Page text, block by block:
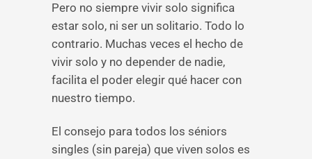
Pero no siempre vivir solo significa
estar solo, ni ser un solitario. Todo lo
contrario. Muchas veces el hecho de
vivir solo y no depender de nadie,
facilita el poder elegir qué hacer con
nuestro tiempo.
El consejo para todos los séniors
singles (sin pareja) que viven solos es